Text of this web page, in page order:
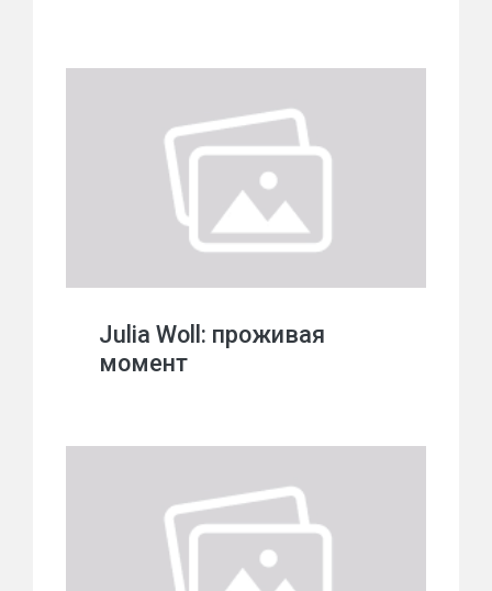
Julia Woll: проживая
момент